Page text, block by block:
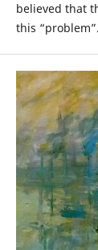
believed that
this “problem”.